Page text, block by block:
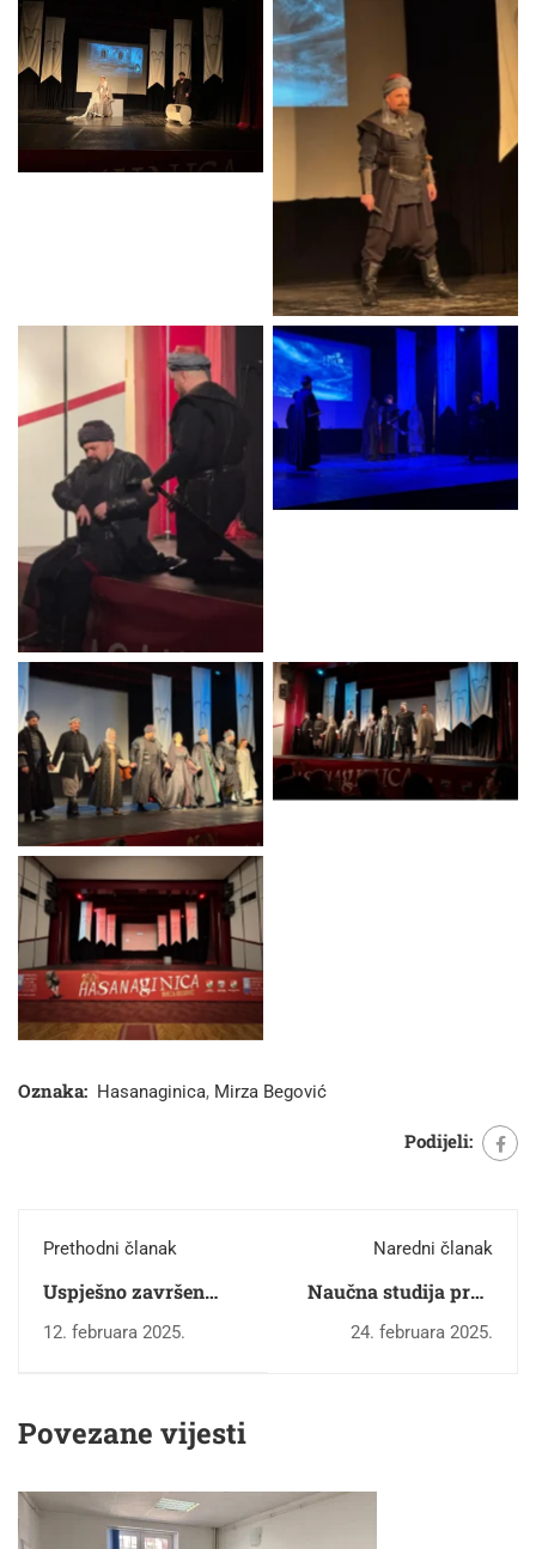
Oznaka: Hasanaginica, Mirza Begović
Podijeli:
Prethodni članak
Uspješno završen
projekat Digitalizacija
12. februara 2025.
Naredni članak
Naučna studija prof.
dr. Dženana Kosa
Centru za kulturu
24. februara 2025.
Povezane vijesti